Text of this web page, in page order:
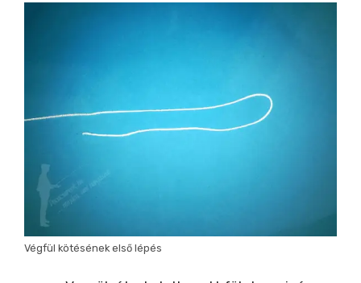
Végfül kötésének első lépés